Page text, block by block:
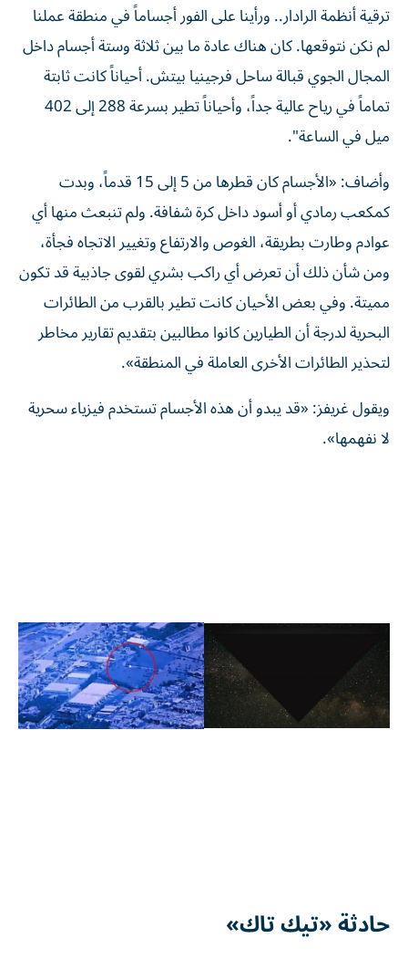
ترقية أنظمة الرادار.. ورأينا على الفور أجساماً في منطقة عملنا
لم نكن نتوقعها. كان هناك عادة ما بين ثلاثة وستة أجسام داخل
المجال الجوي قبالة ساحل فرجينيا بيتش. أحياناً كانت ثابتة
تماماً في رياح عالية جداً، وأحياناً تطير بسرعة 288 إلى 402
ميل في الساعة".
وأضاف: «الأجسام كان قطرها من 5 إلى 15 قدماً، وبدت
كمكعب رمادي أو أسود داخل كرة شفافة. ولم تنبعث منها أي
عوادم وطارت بطريقة، الغوص والارتفاع وتغيير الاتجاه فجأة،
ومن شأن ذلك أن تعرض أي راكب بشري لقوى جاذبية قد تكون
مميتة. وفي بعض الأحيان كانت تطير بالقرب من الطائرات
البحرية لدرجة أن الطيارين كانوا مطالبين بتقديم تقارير مخاطر
لتحذير الطائرات الأخرى العاملة في المنطقة».
ويقول غريفز: «قد يبدو أن هذه الأجسام تستخدم فيزياء سحرية
لا نفهمها».
حادثة «تيك تاك»